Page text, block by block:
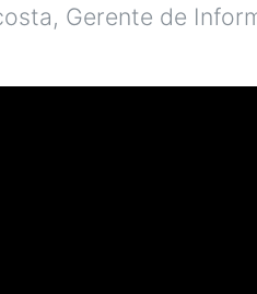
Gerente de